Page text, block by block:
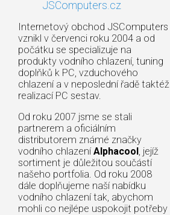
JSComputers.cz
Internetový obchod JSComputers
vznikl v červenci roku 2004 a od
počátku se specializuje na
produkty vodního chlazení, tuning
doplňků k PC, vzduchového
chlazení a v neposlední řadě taktéž
realizací PC sestav.
Od roku 2007 jsme se stali
partnerem a oficiálním
distributorem známé značky
vodního chlazení Alphacool, jejíž
sortiment je důležitou součástí
našeho portfolia. Od roku 2008
dále doplňujeme naší nabídku
vodního chlazení tak, abychom
mohli co nejlépe uspokojit potřeby